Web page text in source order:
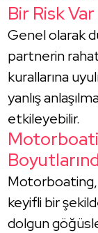
Bir Risk Var
Genel olarak
partnerin
kurallarına
yanlış
etkileyebilir.
Motorboating,
keyifli bir
dolgun